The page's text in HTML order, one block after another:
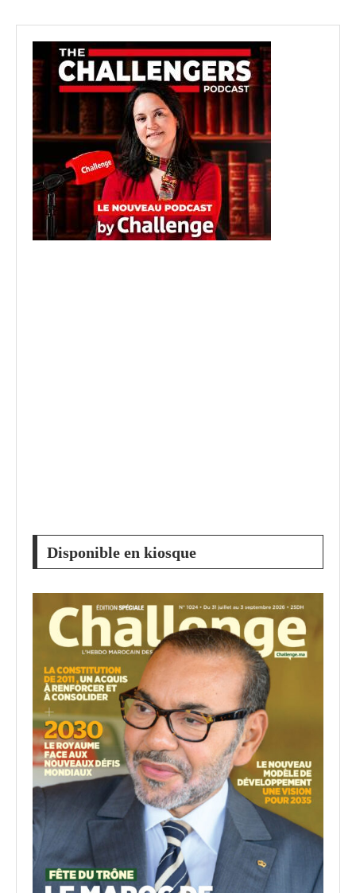
Disponible en kiosque